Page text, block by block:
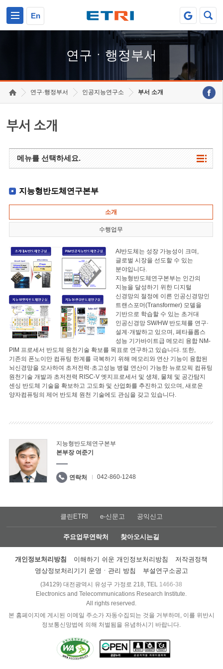
En
연구ㆍ행정부서
연구·행정부서 인공지능연구소 부서 소개
부서 소개
메뉴를 선택하세요.
지능형반도체연구본부
소개
수행업무
AI반도체는 성장 가능성이 크며,
글로벌 시장을 선도할 수 있는
분야입니다.
지능형반도체연구본부는 인간의
지능을 달성하기 위한 디지털
신경망의 절정에 이른 인공신경망인
트랜스포머(Transformer) 모델을
기반으로 학습할 수 있는 초거대
인공신경망 SW/HW 반도체를 연구·
설계·개발하고 있으며, 페타플롭스
성능 기가바이트급 메모리 융합 NM-
PIM 프로세서 반도체 원천기술 확보를 목표로 연구하고 있습니다. 또한,
기존의 폰노이만 컴퓨팅 한계를 극복하기 위해 메모리와 연산 기능이 융합된
뇌신경망을 모사하여 초저전력·초고성능 병렬 연산이 가능한 뉴로모픽 컴퓨팅
원천기술 개발과 초저전력 RISC-V 엣지프로세서 및 생체, 물체 및 공간탐지
센싱 반도체 기술을 확보하고 고도화 및 산업화를 추진하고 있으며, 새로운
양자컴퓨팅의 제어 반도체 원천 기술에도 관심을 갖고 있습니다.
지능형반도체연구본부
본부장 여준기
연락처 042-860-1248
클린ETRI e-신문고 공익신고
주요업무연락처 찾아오시는길
개인정보처리방침 이해하기 쉬운 개인정보처리방침
저작권정책
영상정보처리기기 운영ㆍ관리 방침
부설연구소공고
(34129) 대전광역시 유성구 가정로 218, TEL 1466-38
Electronics and Telecommunications Research Institute.
All rights reserved.
본 홈페이지에 게시된 이메일 주소가 자동수집되는 것을 거부하며, 이를 위반시
정보통신망법에 의해 처벌됨을 유념하시기 바랍니다.